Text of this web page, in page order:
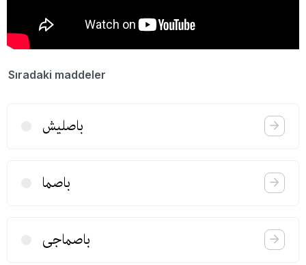
Sıradaki maddeler
باصلیش
باصما
باصماجی